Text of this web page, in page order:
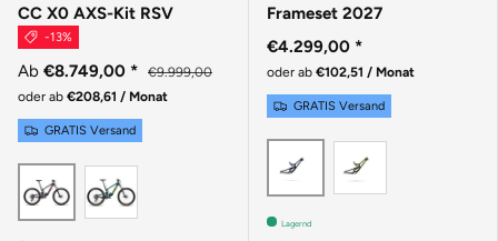
CC X0 AXS-Kit RSV
-13%
Ab €8.749,00 *
€9.999,00
oder ab €208,61 / Monat
GRATIS Versand
MATTE DEEP PURPLE
GLOSS DAY GREEN
Frameset 2027
€4.299,00 *
oder ab €102,51 / Monat
GRATIS Versand
GLOSS LIQUID BLUE
Lagernd